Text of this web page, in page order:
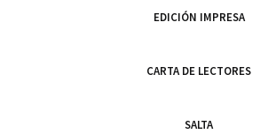
EDICIÓN IMPRESA
CARTA DE LECTORES
SALTA